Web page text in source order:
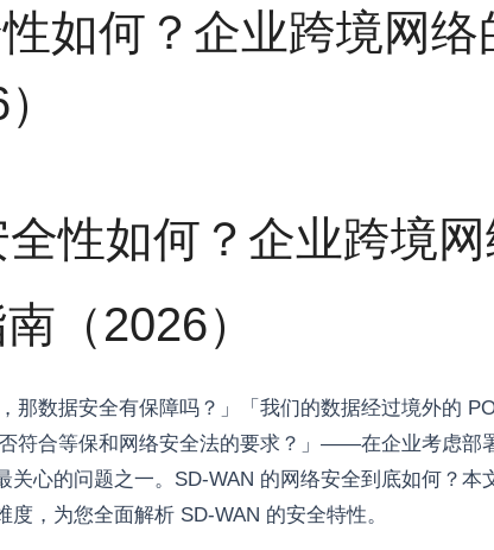
如何？企业跨境网络
性如何？企业跨境
（2026）
那数据安全有保障吗？」「我们的数据经过境外的
符合等保和网络安全法的要求？」——在企业考虑部
关心的问题之一。SD-WAN 的网络安全到底如何？本
，为您全面解析 SD-WAN 的安全特性。